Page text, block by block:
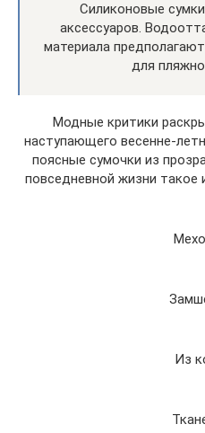
Силиконовые
аксессуаров.
материала
для
Модные критики
наступающего весенне-
поясные сумочки из
повседневной жизни такое
Из